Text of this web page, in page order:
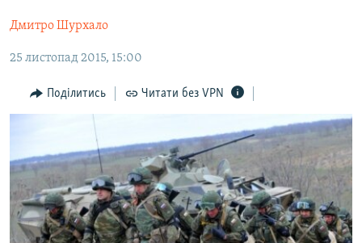
до
навігації
Перейти
ПОЛІТИКА
БЛОГИ
ПОГЛЯД
ВСЕ ЗА ДЕНЬ
СПЕЦПРОЕКТИ
ДЕПОРТАЦІЯ
ВІДЕОУРОКИ «ELIFBE»
ЯК ОБІЙТИ БЛОКУВАННЯ
Дмитро Шурхало
25 листопад 2015, 15:00
Поділитись Читати без VPN